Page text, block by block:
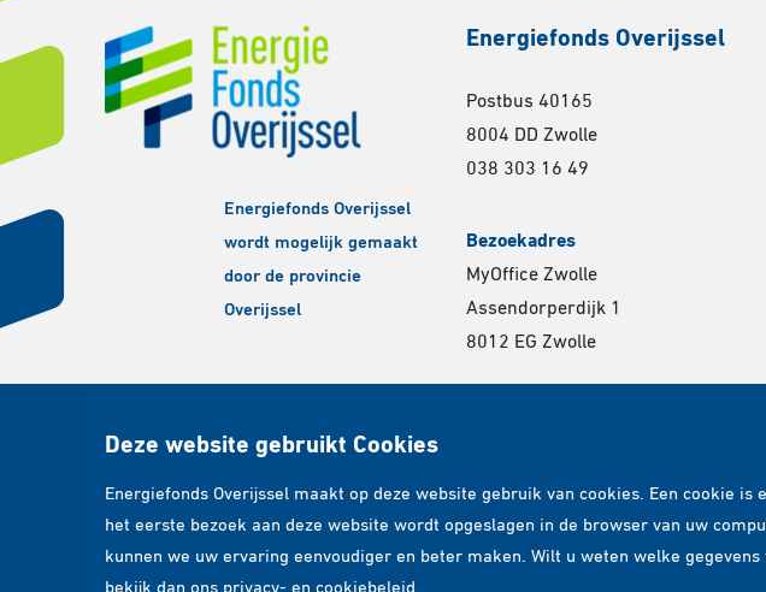
Energiefonds Overijssel
wordt mogelijk gemaakt
door de provincie
Overijssel
Energiefonds Overijssel
Postbus 40165
8004 DD Zwolle
038 303 16 49
Bezoekadres
MyOffice Zwolle
Assendorperdijk 1
8012 EG Zwolle
Deze website gebruikt Cookies
Energiefonds Overijssel maakt op deze website gebruik van cookies. Een cookie is
het eerste bezoek aan deze website wordt opgeslagen in de browser van uw
kunnen we uw ervaring eenvoudiger en beter maken. Wilt u weten welke